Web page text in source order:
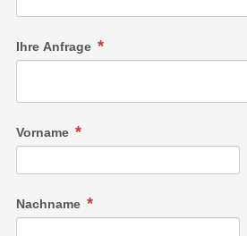
Ihre Anfrage
Vorname
Nachname